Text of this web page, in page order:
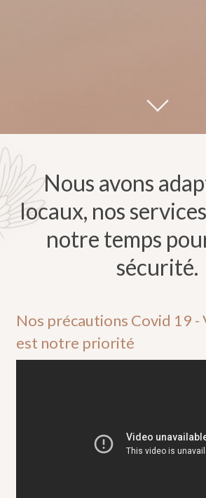
Nous avons
locaux, nos services
notre temps
sécurité.
Nos précautions Covid 19 -
est notre priorité